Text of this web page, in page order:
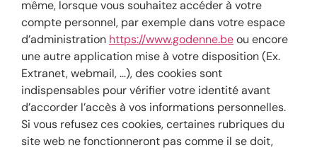
même, lorsque vous souhaitez accéder à votre
compte personnel, par exemple dans votre espace
d’administration https://www.godenne.beou encore
une autre application mise à votre disposition (Ex.
Extranet, webmail, …), des cookies sont
indispensables pour vérifier votre identité avant
d’accorder l’accès à vos informations personnelles.
Si vous refusez ces cookies, certaines rubriques du
site web ne fonctionneront pas comme il se doit,